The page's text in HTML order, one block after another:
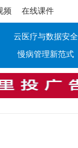
频 在线课件
云医疗与数据安全
慢病管理新范式